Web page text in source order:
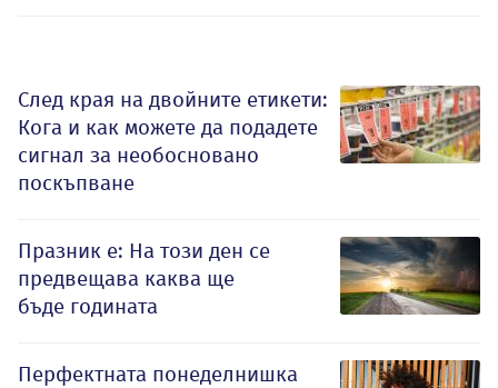
След края на двойните етикети:
Кога и как можете да подадете
сигнал за необосновано
поскъпване
Празник е: На този ден се
предвещава каква ще
бъде годината
Перфектната понеделнишка